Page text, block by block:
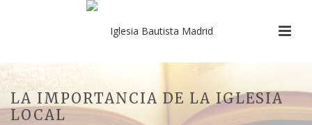
LA IMPORTANCIA DE LA IGLESIA
LOCAL